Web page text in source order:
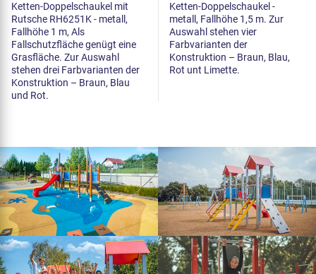
Ketten-Doppelschaukel mit
Rutsche RH6251K - metall,
Fallhöhe 1 m, Als
Fallschutzfläche genügt eine
Grasfläche. Zur Auswahl
stehen drei Farbvarianten der
Konstruktion – Braun, Blau
und Rot.
Ketten-Doppelschaukel -
metall, Fallhöhe 1,5 m. Zur
Auswahl stehen vier
Farbvarianten der
Konstruktion – Braun, Blau,
Rot unt Limette.